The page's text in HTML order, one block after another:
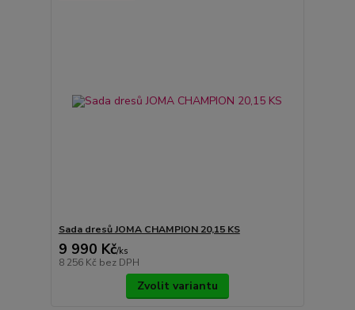
Sada dresů JOMA CHAMPION 20,15 KS
9 990 Kč/ks
8 256 Kč bez DPH
Zvolit variantu